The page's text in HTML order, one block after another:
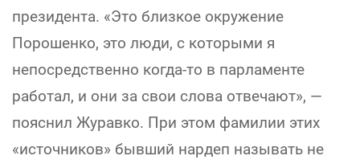
президента. «Это близкое окружение
Порошенко, это люди, с которыми я
непосредственно когда-то в парламенте
работал, и они за свои слова отвечают», —
пояснил Журавко. При этом фамилии этих
«источников» бывший нардеп называть не